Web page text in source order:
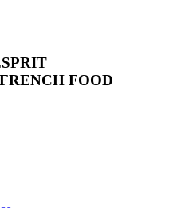
FOOD